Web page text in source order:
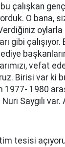
çalışkan
O bana,
gibi
vefat
Birisi var ki
1977- 1980
Saygılı var.
tesisi